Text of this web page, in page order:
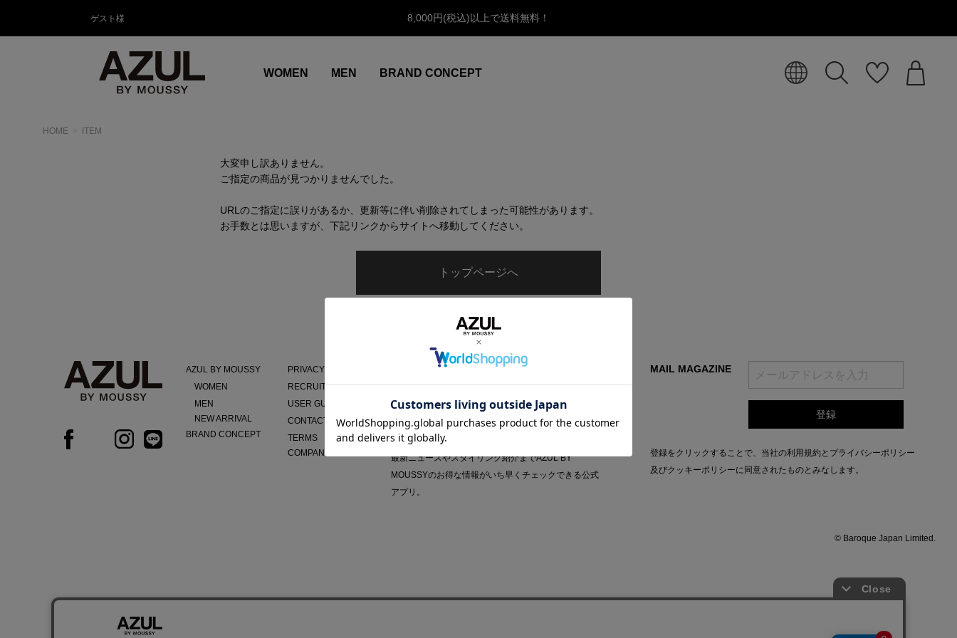
ゲスト様 8,000円(税込)以上で送料無料！
WOMEN MEN BRAND CONCEPT
HOME ITEM
大変申し訳ありません。
ご指定の商品が見つかりませんでした。
URLのご指定に誤りがあるか、更新等に伴い削除されてしまった可能性があります。
お手数とは思いますが、下記リンクからサイトへ移動してください。
トップページへ
AZUL BY MOUSSY
WOMEN
MEN
NEW ARRIVAL
BRAND CONCEPT
PRIVACY POLICY
RECRUIT
USER GUIDE
CONTACT
TERMS
COMPANY
AZUL APP
最新ニュースやスタイリング紹介までAZUL BY
MOUSSYのお得な情報がいち早くチェックできる公式
アプリ。
MAIL MAGAZINE
登録をクリックすることで、当社の利用規約 と プライバシーポリシー
及びクッキーポリシーに同意されたものとみなします。
© Baroque Japan Limited.